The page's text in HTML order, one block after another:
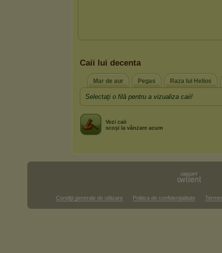
Caii lui decenta
Mar de aur Pegas Raza lui Helios
Selectaţi o filă pentru a vizualiza caii!
Vezi caii
scoşi la vânzare acum
Condiţii generale de utilizare Politica de confidenţialitate